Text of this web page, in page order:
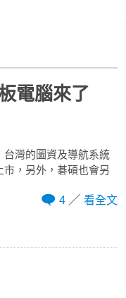
電腦來了
台灣的圖資及導航系統
，另外，碁碩也會另
4
看全文